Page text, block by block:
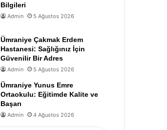
Bilgileri
Admin 5 Ağustos 2026
Ümraniye Çakmak Erdem
Hastanesi: Sağlığınız İçin
Güvenilir Bir Adres
Admin 5 Ağustos 2026
Ümraniye Yunus Emre
Ortaokulu: Eğitimde Kalite ve
Başarı
Admin 4 Ağustos 2026